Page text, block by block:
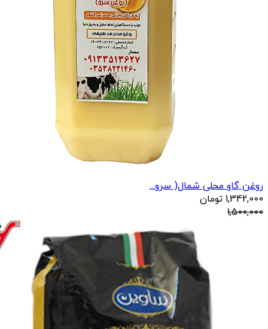
روغن گاو محلی شمال( سرو...
1,342,000 تومان
1,500,000